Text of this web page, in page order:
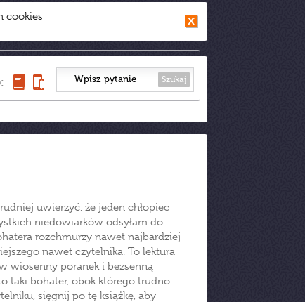
cookies
Szukaj
uwierzyć, że jeden chłopiec
niedowiarków odsyłam do
rozchmurzy nawet najbardziej
nawet czytelnika. To lektura
wiosenny poranek i bezsenną
taki bohater, obok którego trudno
sięgnij po tę książkę, aby